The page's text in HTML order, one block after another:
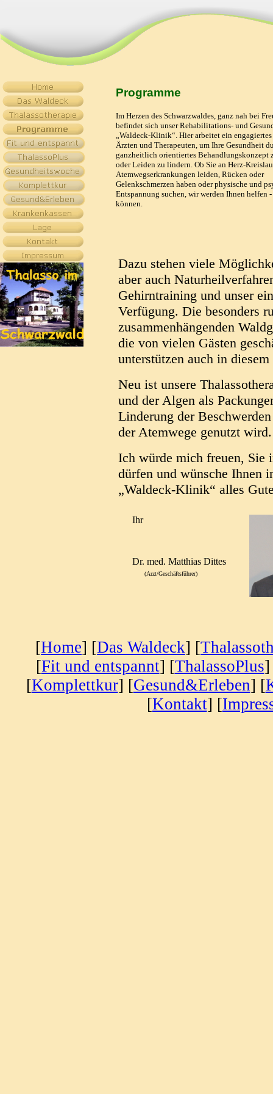
Programme
Im Herzen des Schwarzwaldes, ganz nah bei
befindet sich unser Rehabilitations- und
„Waldeck-Klinik“. Hier arbeitet ein
Ärzten und Therapeuten, um Ihre Gesundheit
ganzheitlich orientiertes Behandlungskonzept
oder Leiden zu lindern. Ob Sie an Herz-
Atemwegserkrankungen leiden, Rücken oder
Gelenkschmerzen haben oder physische und
Entspannung suchen, wir werden Ihnen helfen
können.
Dazu stehen viele
aber auch
Gehirntraining und unser
Verfügung. Die besonders
zusammenhängenden
die von vielen Gästen
unterstützen auch in
Neu ist unsere
und der Algen als
Linderung der
der Atemwege genutzt wird.
Ich würde mich freuen, Sie
dürfen und wünsche Ihnen
„Waldeck-Klinik“ alles
Ihr
Dr. med. Matthias Dittes
(Arzt/Geschäftsführer)
[Home] [Das Waldeck] [
[Fit und entspannt] [ThalassoPlus
[Komplettkur] [Gesund&Erleben] [
[Kontakt] [